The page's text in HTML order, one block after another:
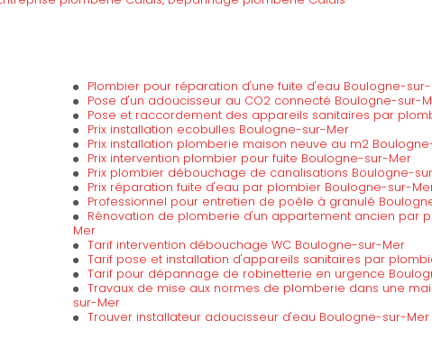
Plombier pour réparation d'une fuite d'eau Boulogne-
Pose d'un adoucisseur au CO2 connecté Boulogne-sur-
Pose et raccordement des appareils sanitaires par
Prix installation ecobulles Boulogne-sur-Mer
Prix installation plomberie maison neuve au m2
Prix intervention plombier pour fuite Boulogne-sur-Mer
Prix plombier débouchage de canalisations Boulogne-
Prix réparation fuite d'eau par plombier Boulogne-sur-
Professionnel pour entretien de poêle à granulé
Rénovation de plomberie d'un appartement ancien par
Mer
Tarif intervention débouchage WC Boulogne-sur-Mer
Tarif pose et installation d'appareils sanitaires par
Tarif pour dépannage de robinetterie en urgence
Travaux de mise aux normes de plomberie dans une
sur-Mer
Trouver installateur adoucisseur d'eau Boulogne-sur-Mer